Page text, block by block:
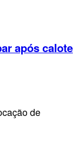
após calote
de